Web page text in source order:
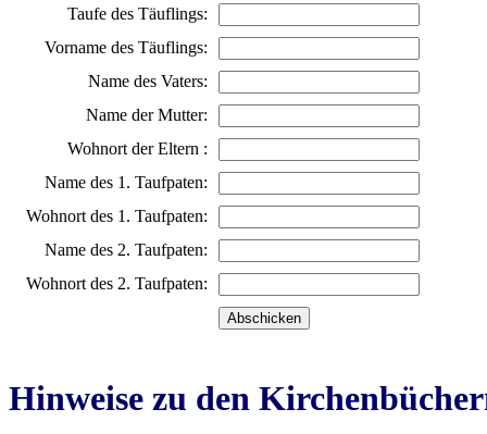
Taufe des Täuflings:
Vorname des Täuflings:
Name des Vaters:
Name der Mutter:
Wohnort der Eltern :
Name des 1. Taufpaten:
Wohnort des 1. Taufpaten:
Name des 2. Taufpaten:
Wohnort des 2. Taufpaten:
Hinweise zu den